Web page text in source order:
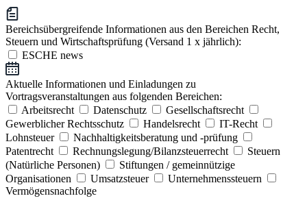
Bereichsübergreifende Informationen aus den Bereichen Recht,
Steuern und Wirtschaftsprüfung (Versand 1 x jährlich):
ESCHE news
Aktuelle Informationen und Einladungen zu
Vortragsveranstaltungen aus folgenden Bereichen:
Arbeitsrecht
Datenschutz
Gesellschaftsrecht
Gewerblicher Rechtsschutz
Handelsrecht
IT-Recht
Lohnsteuer
Nachhaltigkeitsberatung und -prüfung
Patentrecht
Rechnungslegung/Bilanzsteuerrecht
Steuern
(Natürliche Personen)
Stiftungen / gemeinnützige
Organisationen
Umsatzsteuer
Unternehmenssteuern
Vermögensnachfolge